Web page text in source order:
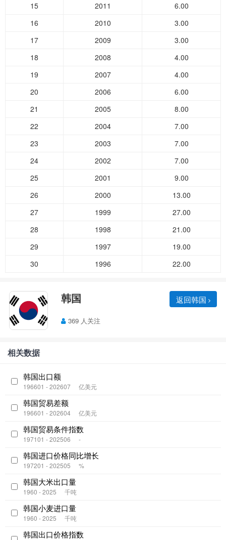
15
2011
6.00
16
2010
3.00
17
2009
3.00
18
2008
4.00
19
2007
4.00
20
2006
6.00
21
2005
8.00
22
2004
7.00
23
2003
7.00
24
2002
7.00
25
2001
9.00
26
2000
13.00
27
1999
27.00
28
1998
21.00
29
1997
19.00
30
1996 22.00
韩国 返回韩国
369 人关注
相关数据
韩国出口额
196601 - 202607 亿美元
韩国贸易差额
196601 - 202604 亿美元
韩国贸易条件指数
197101 - 202506 -
韩国进口价格同比增长
197201 - 202505 %
韩国大米出口量
1960 - 2025 千吨
韩国小麦进口量
1960 - 2025 千吨
韩国出口价格指数